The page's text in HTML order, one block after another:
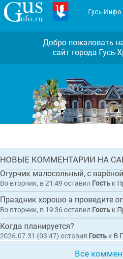
ГЛАВНАЯНОВОСТЬ
Во Владимирской
грантовому
«Лесные уроки
НОВЫЕ КОММЕНТАРИИ НА
Во вторник, в 21:49 оставил Гость к
Во вторник, в 19:36 оставил Гость к
Когда планируется?
2026.07.31 (03:47) оставил Гость к В Гусь-
Все
Гусь-Инфо
Добро пожаловать
сайт города Гусь-